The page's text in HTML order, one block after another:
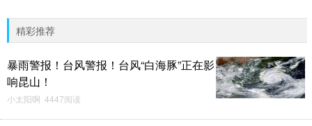
精彩推荐
暴雨警报！台风警报！台风“白海豚”正在影
响昆山！
小太阳啊 4447阅读